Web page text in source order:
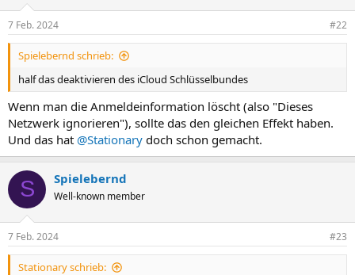
7 Feb. 2024 #22
Spielebernd schrieb:
half das deaktivieren des iCloud Schlüsselbundes
Wenn man die Anmeldeinformation löscht (also "Dieses
Netzwerk ignorieren"), sollte das den gleichen Effekt haben.
Und das hat @Stationary doch schon gemacht.
S Spielebernd
Well-known member
7 Feb. 2024 #23
Stationary schrieb: